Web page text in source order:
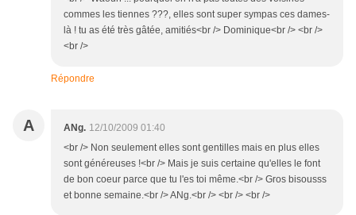
commes les tiennes ???, elles sont super sympas ces dames-
là ! tu as été très gâtée, amitiés<br /> Dominique<br /> <br />
<br />
Répondre
A ANg. 12/10/2009 01:40
<br /> Non seulement elles sont gentilles mais en plus elles
sont généreuses !<br /> Mais je suis certaine qu'elles le font
de bon coeur parce que tu l'es toi même.<br /> Gros bisousss
et bonne semaine.<br /> ANg.<br /> <br /> <br />